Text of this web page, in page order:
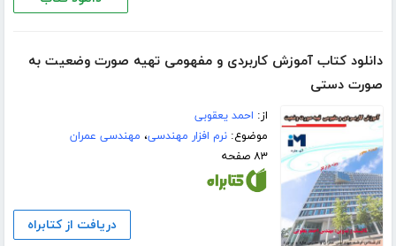
دانلود کتاب آموزش کاربردی و مفهومی تهیه صورت وضعیت به
صورت دستی
از: احمد یعقوبی
موضوع:نرم افزار مهندسی، مهندسی عمران
۸۳ صفحه
دریافت از کتابراه